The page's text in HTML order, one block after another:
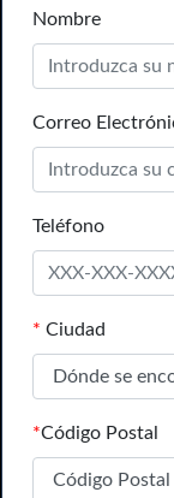
Nombre
Correo
Teléfono
* Ciudad
*Código Postal